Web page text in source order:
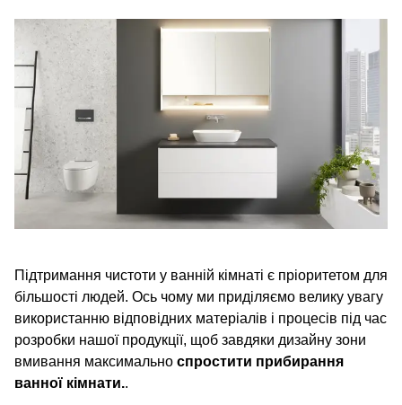
Підтримання чистоти у ванній кімнаті є пріоритетом для
більшості людей. Ось чому ми приділяємо велику увагу
використанню відповідних матеріалів і процесів під час
розробки нашої продукції, щоб завдяки дизайну зони
вмивання максимально спростити прибирання
ванної кімнати..